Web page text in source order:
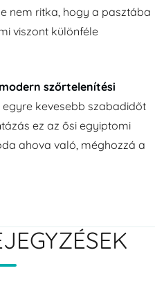
nem ritka, hogy a pasztába
viszont különféle
szőrtelenítési
kevesebb szabadidőt
ez az ősi egyiptomi
ahova való, méghozzá a